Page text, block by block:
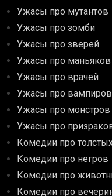
Ужасы про мутантов
Ужасы про зомби
Ужасы про зверей
Ужасы про маньяков
Ужасы про врачей
Ужасы про вампиров
Ужасы про монстров
Ужасы про
Комедии про
Комедии про негров
Комедии про
Комедии про